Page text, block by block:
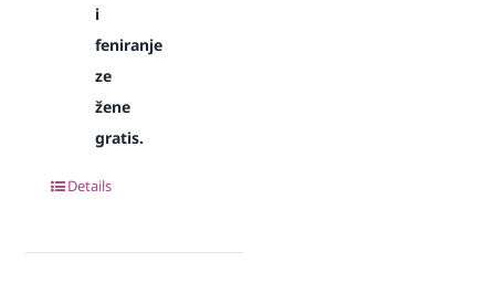
i
feniranje
ze
žene
gratis.
Details